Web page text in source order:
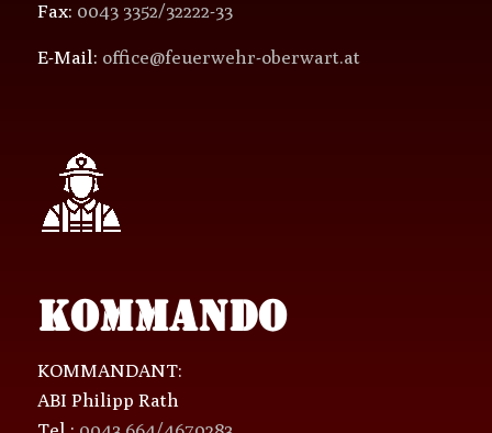
Fax: 0043 3352/32222-33
E-Mail: office@feuerwehr-oberwart.at
KOMMANDO
KOMMANDANT:
ABI Philipp Rath